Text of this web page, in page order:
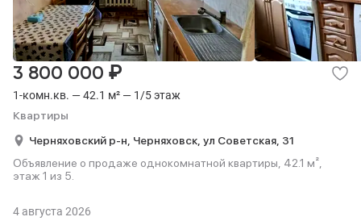
1-комн.кв. — 42.1 м² — 1/5 этаж
Квартиры
3 800 000 ₽
Черняховский р-н, Черняховск, ул Советская, 31
Объявление о продаже однокомнатной квартиры, 42.1 м²,
этаж 1 из 5.
4 августа 2026